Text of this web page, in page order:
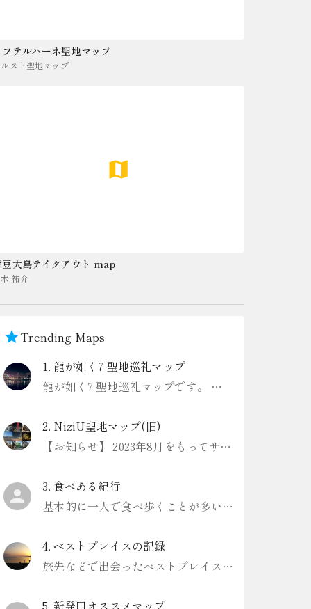
フテルハーネ聖地マップ
スト聖地マップ
豆大島テイクアウト map
祐介
Trending Maps
1. 龍が如く7 聖地巡礼マップ
龍が如く7 聖地巡礼マップです。 一部、解説にゲーム内のネタバレありますのでお気をつけください。
2. NiziU聖地マップ(旧)
【お知らせ】 2023年8月をもってサービスを終了しました Digroundというアプリ内でリニューアル版を作成したので、こちらをご利用ください https://www.diground.com/lp/user
3. 食べある紀行
基本的に一人で食べ歩くことが多いです。
4. ベストプレイスの記録
旅先などで出会ったベストプレイスを記録していきます。
5 新発田オススメマップ